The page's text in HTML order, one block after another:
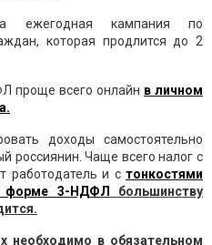
ежегодная кампания по
которая продлится до 2
проще всего онлайн в личном
доходы самостоятельно
россиянин. Чаще всего налог с
работодатель и с тонкостями
форме 3-НДФЛ
большинству
необходимо в обязательном